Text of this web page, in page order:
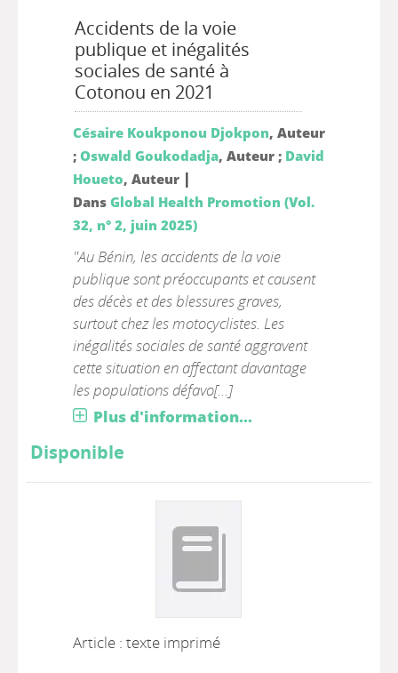
Accidents de la voie
publique et inégalités
sociales de santé à
Cotonou en 2021
Césaire Koukponou Djokpon, Auteur
; Oswald Goukodadja, Auteur ; David
Houeto, Auteur |
Dans Global Health Promotion (Vol.
32, n° 2, juin 2025)
"Au Bénin, les accidents de la voie
publique sont préoccupants et causent
des décès et des blessures graves,
surtout chez les motocyclistes. Les
inégalités sociales de santé aggravent
cette situation en affectant davantage
les populations défavo[...]
Plus d'information...
Disponible
Article : texte imprimé